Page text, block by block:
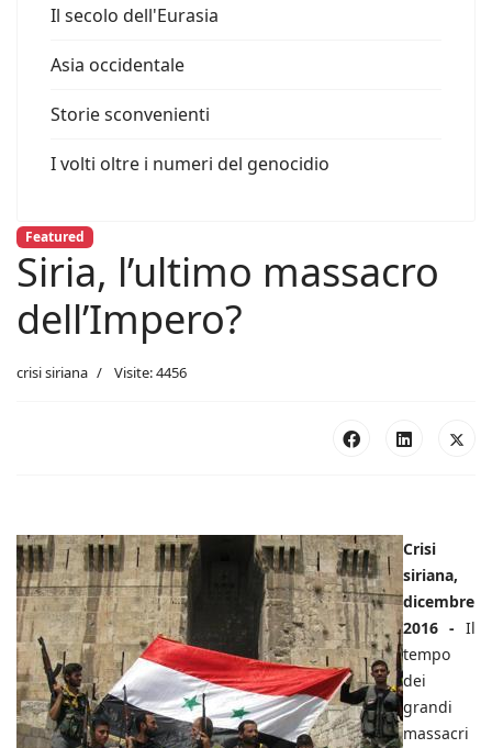
Il secolo dell'Eurasia
Asia occidentale
Storie sconvenienti
I volti oltre i numeri del genocidio
Featured
Siria, l’ultimo massacro
dell’Impero?
crisi siriana Visite: 4456
Crisi
siriana,
dicembre
2016 - Il
tempo
dei
grandi
massacri